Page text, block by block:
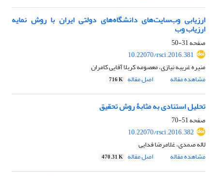
ارزیابی وب‌سایت‌های دانشگاه‌های دولتی ایران با روش نمایه
ارزیاب وب
صفحه31-50
10.22070/rsci.2016.381
منیره غریبه نیازی، معصومه کربلا آقایی کامران
مشاهده مقاله
اصل مقاله 716 K
تحلیل استنادی به مثابۀ روش تحقیق
صفحه51-70
10.22070/rsci.2016.382
لاله صمدی، غلامرضا فدایی
مشاهده مقاله
اصل مقاله 470.31 K